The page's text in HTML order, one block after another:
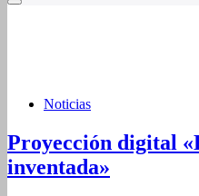
Noticias
Proyección digital
inventada»